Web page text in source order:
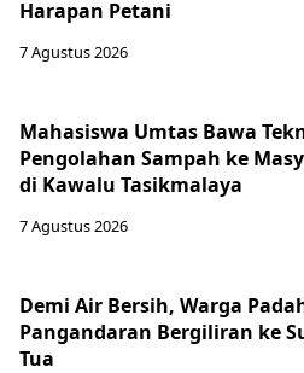
Harapan Petani
7 Agustus 2026
Mahasiswa Umtas Bawa
Pengolahan Sampah ke
di Kawalu Tasikmalaya
7 Agustus 2026
Demi Air Bersih, Warga
Pangandaran Bergiliran ke
Tua